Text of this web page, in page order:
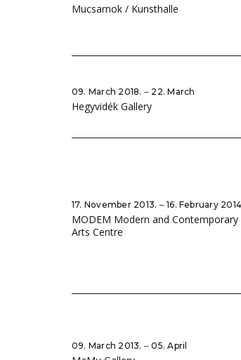
Mucsarnok / Kunsthalle
09. March 2018. ‒ 22. March
Hegyvidék Gallery
17. November 2013. ‒ 16. February
MODEM Modern and Contemporary
Arts Centre
09. March 2013. ‒ 05. April